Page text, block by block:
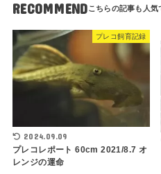
RECOMMEND
プレコ飼育記録
2024.09.09
プレコレポート 60cm 2021/8.7 オ
レンジの運命